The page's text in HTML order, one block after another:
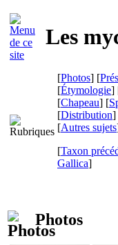
Les
[Photos] [
[Étymologie]
[Chapeau] [
[Distribution]
[Autres sujets
[Taxon
Gallica]
Photos